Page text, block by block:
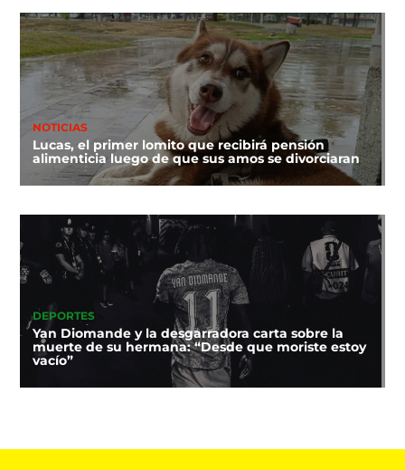
NOTICIAS
Lucas, el primer lomito que recibirá pensión
alimenticia luego de que sus amos se divorciaran
DEPORTES
Yan Diomande y la desgarradora carta sobre la
muerte de su hermana: “Desde que moriste estoy
vacío”